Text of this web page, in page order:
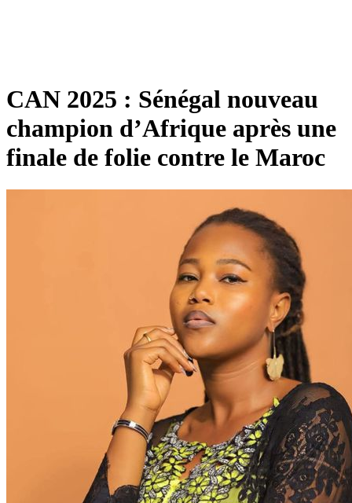
CAN 2025 : Sénégal nouveau
champion d’Afrique après une
finale de folie contre le Maroc